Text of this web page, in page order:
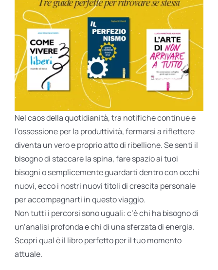
BIOGRAFIE
ATTUALITÀ
Nel caos della quotidianità, tra notifiche continue e
l’ossessione per la produttività, fermarsi a riflettere
diventa un vero e proprio atto di ribellione. Se senti il
bisogno di staccare la spina, fare spazio ai tuoi
bisogni o semplicemente guardarti dentro con occhi
nuovi, ecco i nostri nuovi titoli di crescita personale
per accompagnarti in questo viaggio.
Non tutti i percorsi sono uguali: c’è chi ha bisogno di
un’analisi profonda e chi di una sferzata di energia.
Scopri qual è il libro perfetto per il tuo momento
attuale.